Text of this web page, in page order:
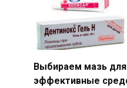
Выбираем мазь
эффективные